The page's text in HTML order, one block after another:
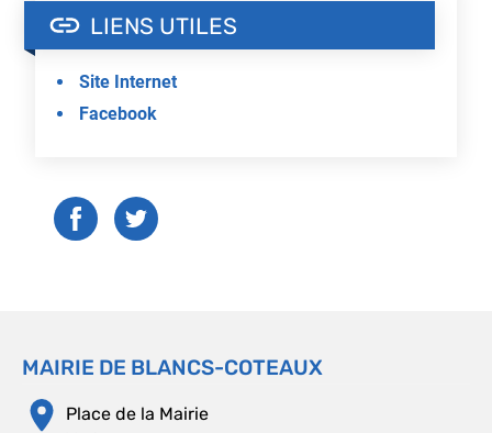
LIENS UTILES
Site Internet
Facebook
MAIRIE DE BLANCS-COTEAUX
Place de la Mairie